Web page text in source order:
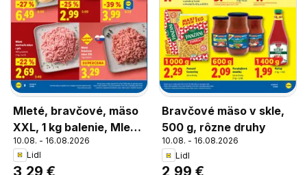
Mleté, bravčové, mäso
XXL, 1 kg balenie, Mleté
bravčové mäso XXL, 1
kg balenie
10.08. - 16.08.2026
Lidl
3,29 €
Bravčové mäso v skle,
500 g, rôzne druhy
10.08. - 16.08.2026
Lidl